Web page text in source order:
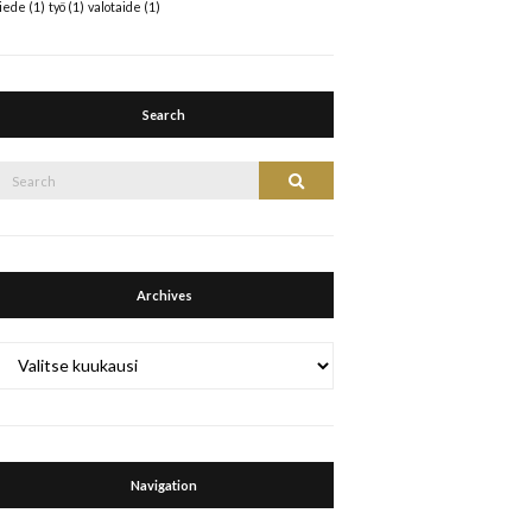
(1) työ (1) valotaide (1)
Search
Search
Archives
Navigation